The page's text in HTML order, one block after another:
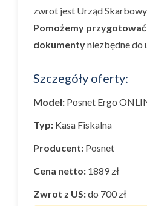
zwrot jest Urząd
Pomożemy
dokumentyniezbędne do
Szczegóły oferty:
Model: Posnet Ergo
Typ: Kasa Fiskalna
Producent: Posnet
Cena netto: 1889 zł
Zwrot z US:do 700 zł